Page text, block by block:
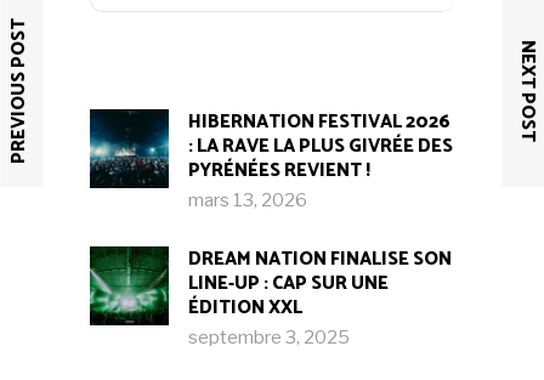
PREVIOUS POST NEXT POST
HIBERNATION FESTIVAL 2026
: LA RAVE LA PLUS GIVRÉE DES
PYRÉNÉES REVIENT !
mars 13, 2026
DREAM NATION FINALISE SON
LINE-UP : CAP SUR UNE
ÉDITION XXL
septembre 3, 2025